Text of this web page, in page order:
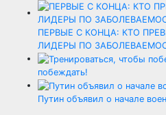
ПЕРВЫЕ С КОНЦА: КТО
ЛИДЕРЫ ПО
побеждать!
Путин объявил о начале